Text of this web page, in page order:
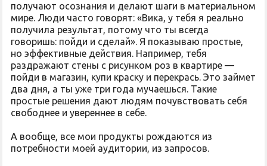
получают осознания и делают шаги в материальном
мире. Люди часто говорят: «Вика, у тебя я реально
получила результат, потому что ты всегда
говоришь: пойди и сделай». Я показываю простые,
но эффективные действия. Например, тебя
раздражают стены с рисунком роз в квартире —
пойди в магазин, купи краску и перекрась. Это займет
два дня, а ты уже три года мучаешься. Такие
простые решения дают людям почувствовать себя
свободнее и увереннее в себе.
А вообще, все мои продукты рождаются из
потребности моей аудитории, из запросов.